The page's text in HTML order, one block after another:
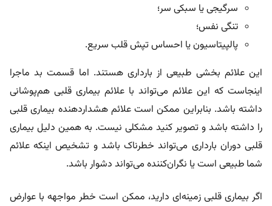
سرگیجی یا سبکی سر؛
تنگی نفس؛
پالپیتاسیون یا احساس تپش قلب سریع.
این علائم بخشی طبیعی از بارداری هستند. اما قسمت بد ماجرا
اینجاست که این علائم می‌تواند با علائم بیماری قلبی هم‌پوشانی
داشته باشد. بنابراین ممکن است علائم هشداردهنده بیماری قلبی
را داشته باشد و تصویر کنید مشکلی نیست. به همین دلیل بیماری
قلبی دوران بارداری می‌تواند خطرناک باشد و تشخیص اینکه علائم
شما طبیعی است یا نگران‌کننده می‌تواند دشوار باشد.
اگر بیماری قلبی زمینه‌ای دارید، ممکن است خطر مواجهه با عوارض